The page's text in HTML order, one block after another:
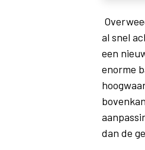
al snel
een
enorme
dan de